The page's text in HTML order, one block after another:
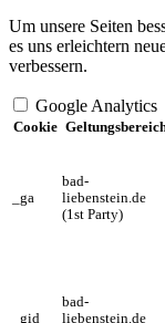
Um unsere Seiten
es uns erleichtern
verbessern.
Google Analytics
Cookie
_ga
bad-
liebenstein.de
(1st Party)
_gid
bad-
liebenstein.de